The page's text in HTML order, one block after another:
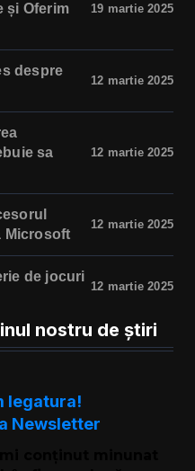
și Oferim
19 martie 2025
despre
12 martie 2025
sa
12 martie 2025
Microsoft
12 martie 2025
de jocuri
12 martie 2025
nostru de știri
legatura!
Newsletter